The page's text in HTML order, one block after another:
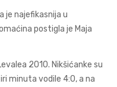
je najefikasnija u
postigla je Maja
2010. Nikšićanke su
minuta vodile 4:0, a na